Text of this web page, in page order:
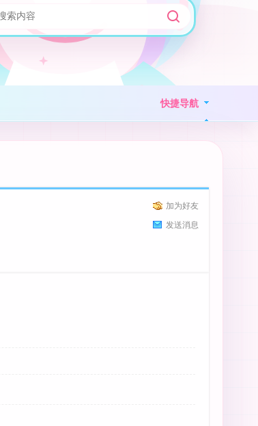
快捷导航
加为好友
发送消息